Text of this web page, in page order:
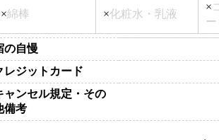
×綿棒 ×化粧水・乳液
×
ー
の自慢
レジットカード
ャンセル規定・その
備考